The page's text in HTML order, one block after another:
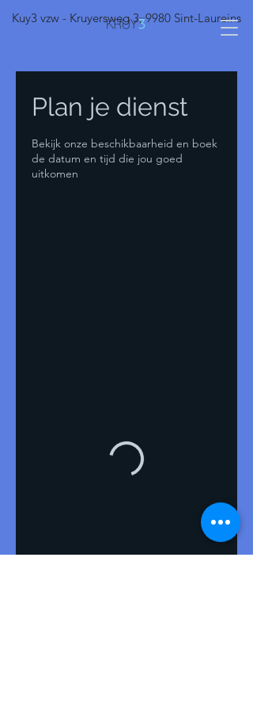
Kuy3 vzw - Kruyersweg 3, 9980 Sint-Laureins
Plan je dienst
Bekijk onze beschikbaarheid en boek
de datum en tijd die jou goed
uitkomen